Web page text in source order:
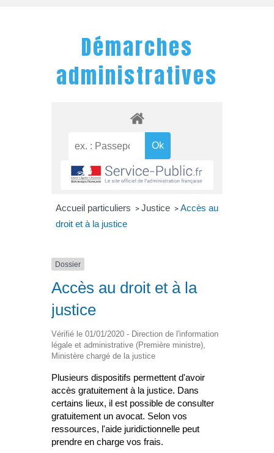
Démarches
administratives
Accueil particuliers > Justice > Accès au
droit et à la justice
Dossier
Accès au droit et à la
justice
Vérifié le 01/01/2020 - Direction de l'information
légale et administrative (Première ministre),
Ministère chargé de la justice
Plusieurs dispositifs permettent d'avoir
accès gratuitement à la justice. Dans
certains lieux, il est possible de consulter
gratuitement un avocat. Selon vos
ressources, l'aide juridictionnelle peut
prendre en charge vos frais.